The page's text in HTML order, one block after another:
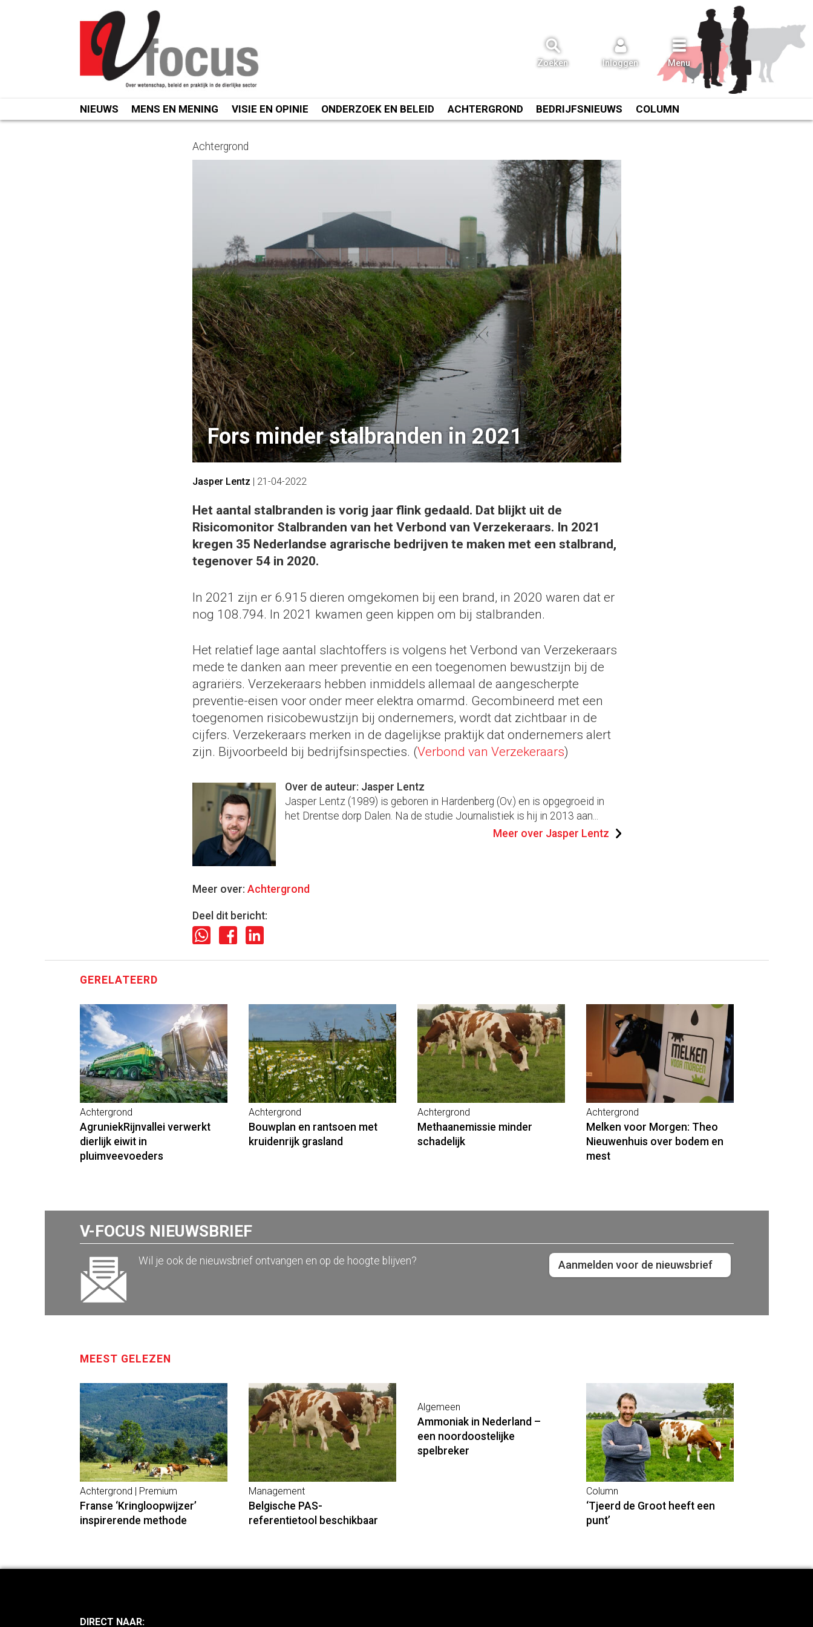
Zoeken Inloggen Menu
NIEUWS MENS EN MENING VISIE EN OPINIE ONDERZOEK EN BELEID ACHTERGROND BEDRIJFSNIEUWS COLUMN
Achtergrond
Fors minder stalbranden in 2021
Jasper Lentz | 21-04-2022
Het aantal stalbranden is vorig jaar flink gedaald. Dat blijkt uit de
Risicomonitor Stalbranden van het Verbond van Verzekeraars. In 2021
kregen 35 Nederlandse agrarische bedrijven te maken met een stalbrand,
tegenover 54 in 2020.
In 2021 zijn er 6.915 dieren omgekomen bij een brand, in 2020 waren dat er
nog 108.794. In 2021 kwamen geen kippen om bij stalbranden.
Het relatief lage aantal slachtoffers is volgens het Verbond van Verzekeraars
mede te danken aan meer preventie en een toegenomen bewustzijn bij de
agrariërs. Verzekeraars hebben inmiddels allemaal de aangescherpte
preventie-eisen voor onder meer elektra omarmd. Gecombineerd met een
toegenomen risicobewustzijn bij ondernemers, wordt dat zichtbaar in de
cijfers. Verzekeraars merken in de dagelijkse praktijk dat ondernemers alert
zijn. Bijvoorbeeld bij bedrijfsinspecties. (Verbond van Verzekeraars)
Over de auteur: Jasper Lentz
Jasper Lentz (1989) is geboren in Hardenberg (Ov.) en is opgegroeid in
het Drentse dorp Dalen. Na de studie Journalistiek is hij in 2013 aan...
Meer over Jasper Lentz
Meer over: Achtergrond
Deel dit bericht:
GERELATEERD
Achtergrond
AgruniekRijnvallei verwerkt
dierlijk eiwit in
pluimveevoeders
Achtergrond
Bouwplan en rantsoen met
kruidenrijk grasland
Achtergrond
Methaanemissie minder
schadelijk
Achtergrond
Melken voor Morgen: Theo
Nieuwenhuis over bodem en
mest
V-FOCUS NIEUWSBRIEF
Wil je ook de nieuwsbrief ontvangen en op de hoogte blijven? Aanmelden voor de nieuwsbrief
MEEST GELEZEN
Achtergrond | Premium
Franse ‘Kringloopwijzer’
inspirerende methode
Management
Belgische PAS-
referentietool beschikbaar
Algemeen
Ammoniak in Nederland –
een noordoostelijke
spelbreker
Column
‘Tjeerd de Groot heeft een
punt’
DIRECT NAAR: